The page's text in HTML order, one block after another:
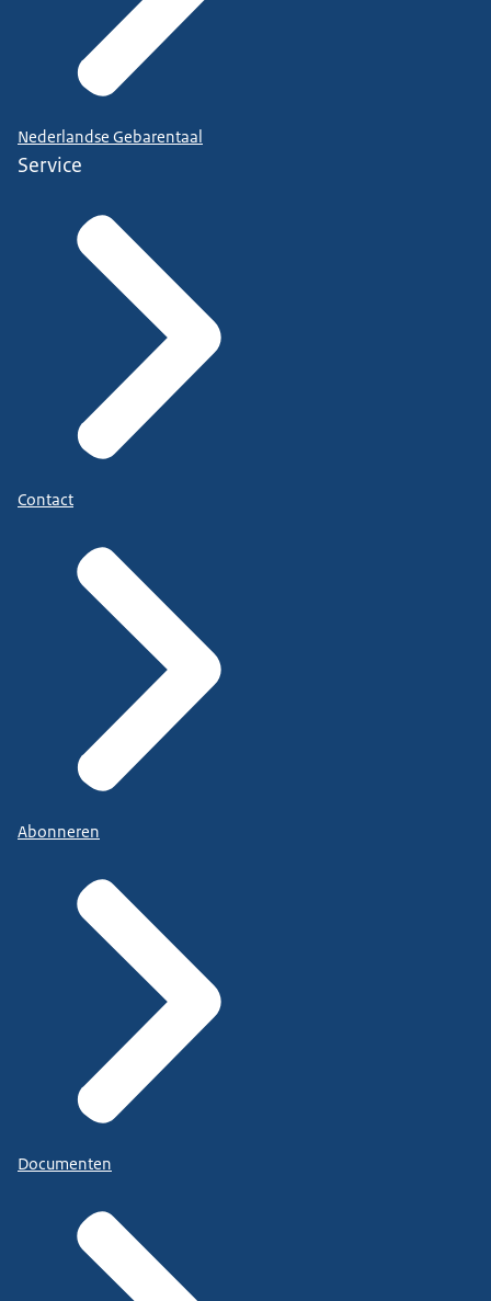
Nederlandse Gebarentaal
Service
Contact
Abonneren
Documenten